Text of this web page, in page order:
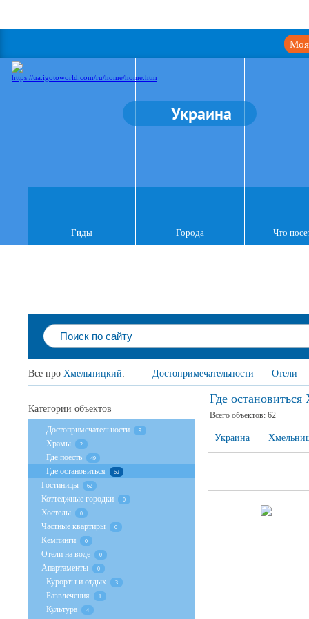
Моя
Украина
Гиды Города Что
Все про Хмельницкий: Достопримечательности — Отели
Где
Всего объектов: 62
Украина
Категории объектов
Достопримечательности 9
Храмы 2
Где поесть 49
Где остановиться 62
Гостиницы 62
Коттеджные городки 0
Хостелы 0
Частные квартиры 0
Кемпинги 0
Отели на воде 0
Апартаменты 0
Курорты и отдых 3
Развлечения 1
Культура 4